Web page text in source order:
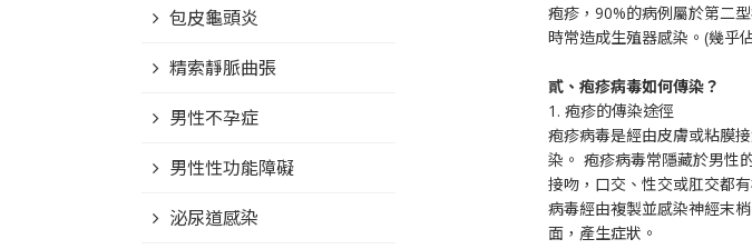
疱疹，90%的病例屬於第二
時常造成生殖器感染。(幾乎
貳、疱疹病毒如何傳染？
1. 疱疹的傳染途徑
疱疹病毒是經由皮膚或粘膜
染。 疱疹病毒常隱藏於男性
接吻，口交、性交或肛交都
病毒經由複製並感染神經末
面，產生症狀。
包皮龜頭炎
精索靜脈曲張
男性不孕症
男性性功能障礙
泌尿道感染